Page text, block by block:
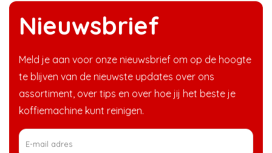
Nieuwsbrief
Meld je aan voor onze nieuwsbrief om op de hoogte
te blijven van de nieuwste updates over ons
assortiment, over tips en over hoe jij het beste je
koffiemachine kunt reinigen.